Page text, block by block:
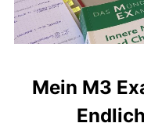
Mein M3